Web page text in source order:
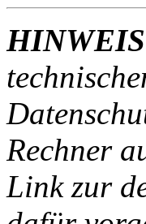
Rechner
Link zur